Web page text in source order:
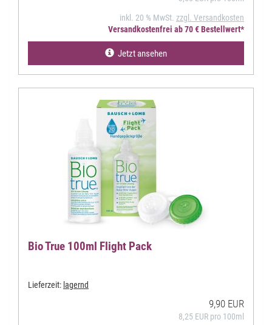
inkl. 20 % MwSt. zzgl. Versandkosten
Versandkostenfrei ab 70 € Bestellwert*
Jetzt ansehen
Bio True 100ml Flight Pack
Lieferzeit: lagernd
9,90 EUR
8,25 EUR pro 100ml